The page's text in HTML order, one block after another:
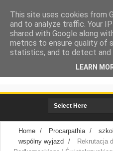
społeczna strona
Home / Procarpathia /
wspólny wyjazd
/
Rekrutacja
This site uses cookies from
and to analyze traffic. Your
shared with Google along
metrics to ensure quality of
statistics, and to detect and
LEARN